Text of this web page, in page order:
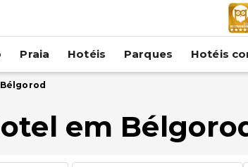
Praia Hotéis Parques Hotéis
Bélgorod
em